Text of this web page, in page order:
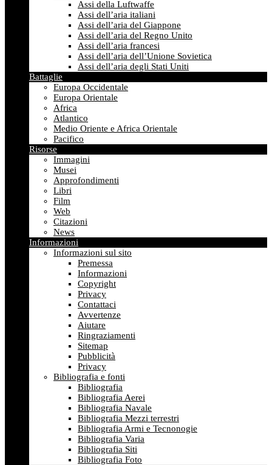
Assi della Luftwaffe
Assi dell’aria italiani
Assi dell’aria del Giappone
Assi dell’aria del Regno Unito
Assi dell’aria francesi
Assi dell’aria dell’Unione Sovietica
Assi dell’aria degli Stati Uniti
Battaglie
Europa Occidentale
Europa Orientale
Africa
Atlantico
Medio Oriente e Africa Orientale
Pacifico
Risorse
Immagini
Musei
Approfondimenti
Libri
Film
Web
Citazioni
News
Informazioni
Informazioni sul sito
Premessa
Informazioni
Copyright
Privacy
Contattaci
Avvertenze
Aiutare
Ringraziamenti
Sitemap
Pubblicità
Privacy
Bibliografia e fonti
Bibliografia
Bibliografia Aerei
Bibliografia Navale
Bibliografia Mezzi terrestri
Bibliografia Armi e Tecnonogie
Bibliografia Varia
Bibliografia Siti
Bibliografia Foto